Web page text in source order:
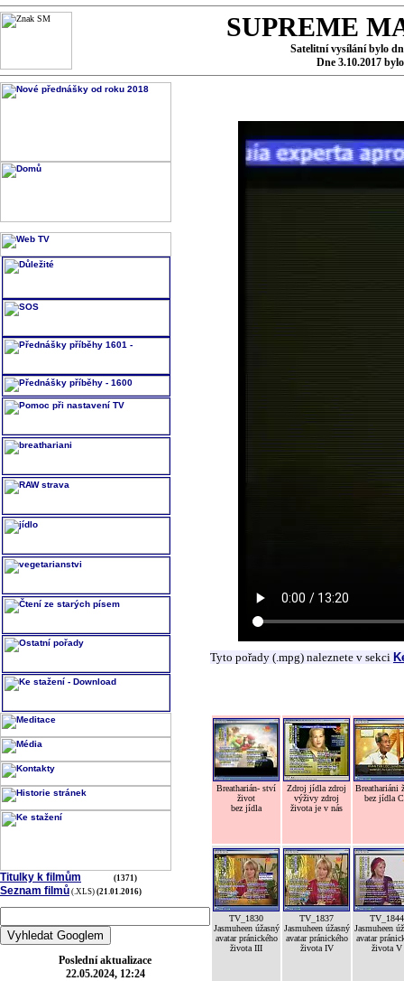
SUPREME
Satelitní vysílání bylo
Dne 3.10.2017
Titulky k filmům (1371)
Seznam filmů (.XLS) (21.01.2016)
Poslední aktualizace
22.05.2024, 12:24
Tyto pořady (.mpg) naleznete v sekci
Breatharián- ství
život
bez jídla
Zdroj jídla zdroj
výživy zdroj
života je v nás
Breathariáni
bez jídla
TV_1830
Jasmuheen úžasný
avatar pránického
života III
TV_1837
Jasmuheen úžasný
avatar pránického
života IV
TV_1844
Jasmuheen
avatar
života V